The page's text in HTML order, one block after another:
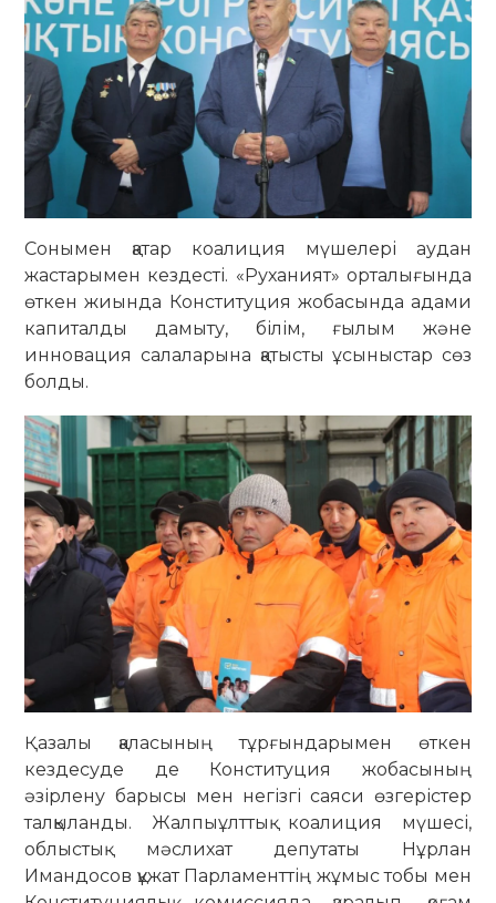
Сонымен қатар коалиция мүшелері аудан
жастарымен кездесті. «Руханият» орталығында
өткен жиында Конституция жобасында адами
капиталды дамыту, білім, ғылым және
инновация салаларына қатысты ұсыныстар сөз
болды.
Қазалы қаласының тұрғындарымен өткен
кездесуде де Конституция жобасының
әзірлену барысы мен негізгі саяси өзгерістер
талқыланды. Жалпыұлттық коалиция мүшесі,
облыстық мәслихат депутаты Нұрлан
Имандосов құжат Парламенттің жұмыс тобы мен